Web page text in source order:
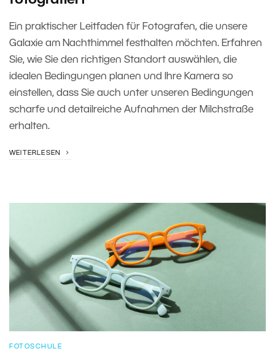
Ein praktischer Leitfaden für Fotografen, die unsere
Galaxie am Nachthimmel festhalten möchten. Erfahren
Sie, wie Sie den richtigen Standort auswählen, die
idealen Bedingungen planen und Ihre Kamera so
einstellen, dass Sie auch unter unseren Bedingungen
scharfe und detailreiche Aufnahmen der Milchstraße
erhalten.
WEITERLESEN
FOTOSCHULE